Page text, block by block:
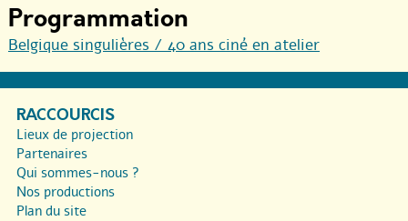
Programmation
Belgique singulières / 40 ans ciné en atelier
RACCOURCIS
Lieux de projection
Partenaires
Qui sommes-nous ?
Nos productions
Plan du site